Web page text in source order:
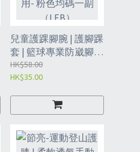
兒童護踝腳腕 | 護腳踝
套 | 籃球專業防崴腳扭
傷護腕 | 腳踝護套保護
套專用- 粉色均碼一副
HK$58.00
HK$35.00